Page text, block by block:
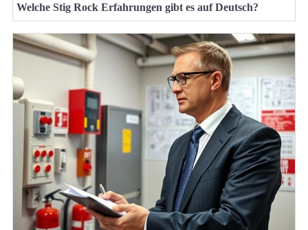
Welche Stig Rock Erfahrungen gibt es auf Deutsch?